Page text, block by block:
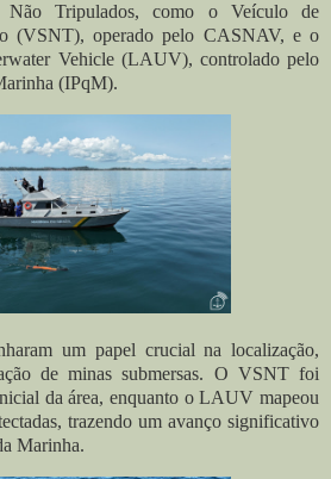
Não Tripulados, como o Veículo de
(VSNT), operado pelo CASNAV, e o
Vehicle (LAUV), controlado pelo
(IPqM).
um papel crucial na localização,
de minas submersas. O VSNT foi
da área, enquanto o LAUV mapeou
trazendo um avanço significativo
Marinha.